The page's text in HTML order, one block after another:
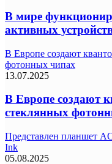
В мире
активных
В Европе создают
фотонных чипах
13.07.2025
В Европе создают
стеклянных
Представлен планшет
Ink
05.08.2025